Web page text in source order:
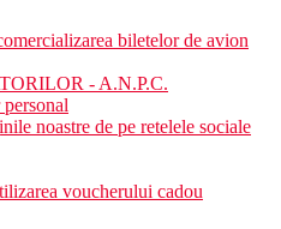
frumusete
biletelor de avion
- A.N.P.C.
noastre de pe retelele sociale
voucherului cadou